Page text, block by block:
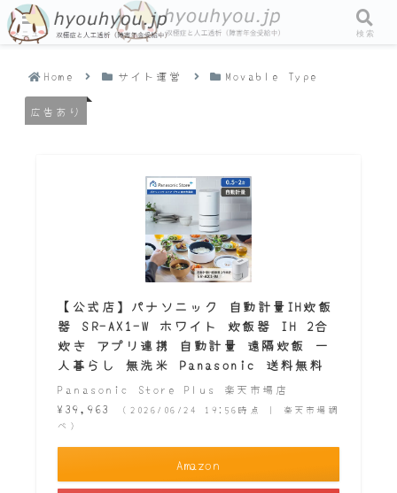
Home サイト運営 Movable Type
広告あり
【公式店】パナソニック 自動計量IH炊飯
器 SR-AX1-W ホワイト 炊飯器 IH 2合
炊き アプリ連携 自動計量 遠隔炊飯 一
人暮らし 無洗米 Panasonic 送料無料
Panasonic Store Plus 楽天市場店
¥39,963
（2026/06/24 19:56時点 | 楽天市場調
べ）
Amazon
メニュー 検索